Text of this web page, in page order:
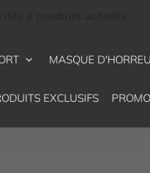
MASQUE
EXCLUSIFS